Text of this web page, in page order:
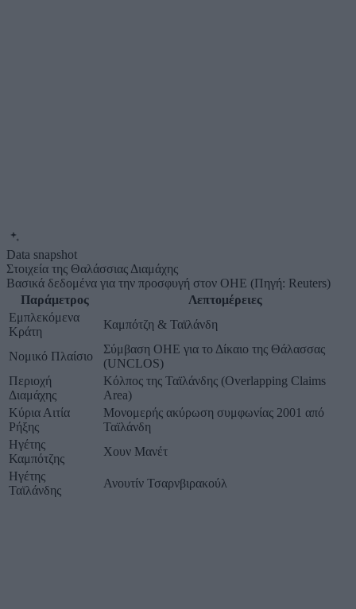
Data snapshot
Στοιχεία της Θαλάσσιας Διαμάχης
Βασικά δεδομένα για την προσφυγή στον ΟΗΕ (Πηγή: Reuters)
Παράμετρος
Λεπτομέρειες
Εμπλεκόμενα
Κράτη
Καμπότζη & Ταϊλάνδη
Νομικό Πλαίσιο
Σύμβαση ΟΗΕ για το Δίκαιο της Θάλασσας
(UNCLOS)
Περιοχή
Διαμάχης
Κόλπος της Ταϊλάνδης (Overlapping Claims
Area)
Κύρια Αιτία
Ρήξης
Μονομερής ακύρωση συμφωνίας 2001 από
Ταϊλάνδη
Ηγέτης
Καμπότζης
Χουν Μανέτ
Ηγέτης
Ταϊλάνδης
Ανουτίν Τσαρνβιρακούλ